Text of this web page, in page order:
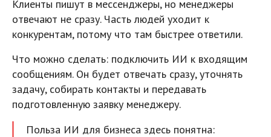
Клиенты пишут в мессенджеры, но менеджеры
отвечают не сразу. Часть людей уходит к
конкурентам, потому что там быстрее ответили.
Что можно сделать: подключить ИИ к входящим
сообщениям. Он будет отвечать сразу, уточнять
задачу, собирать контакты и передавать
подготовленную заявку менеджеру.
Польза ИИ для бизнеса здесь понятна: